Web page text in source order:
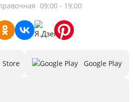
09:00 - 19:00
Store Google Play